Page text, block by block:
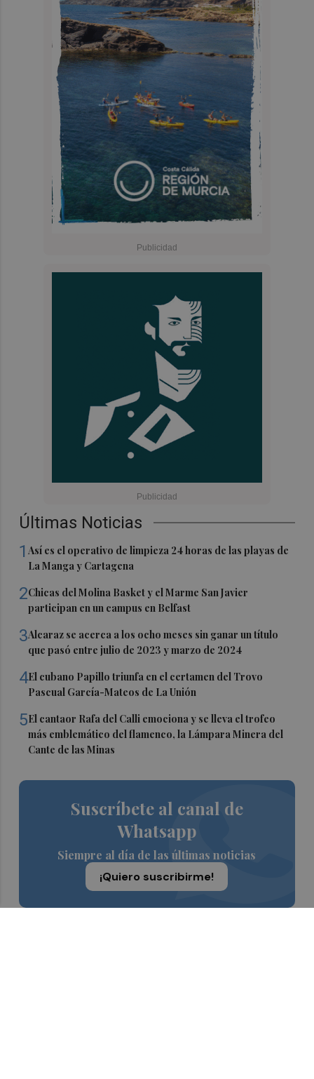
Últimas Noticias
1Así es el operativo de limpieza 24 horas de las playas de
La Manga y Cartagena
2Chicas del Molina Basket y el Marme San Javier
participan en un campus en Belfast
3Alcaraz se acerca a los ocho meses sin ganar un título
que pasó entre julio de 2023 y marzo de 2024
4El cubano Papillo triunfa en el certamen del Trovo
Pascual García-Mateos de La Unión
5El cantaor Rafa del Calli emociona y se lleva el trofeo
más emblemático del flamenco, la Lámpara Minera del
Cante de las Minas
Suscríbete al canal de
Whatsapp
Siempre al día de las últimas noticias
¡Quiero suscribirme!